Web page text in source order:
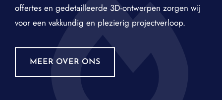
offertes en gedetailleerde 3D-ontwerpen zorgen wij
voor een vakkundig en plezierig projectverloop.
MEER OVER ONS